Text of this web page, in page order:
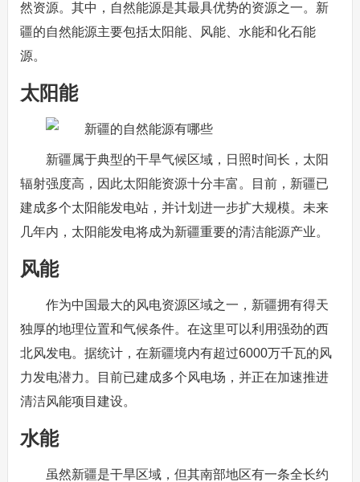
然资源。其中，自然能源是其最具优势的资源之一。新
疆的自然能源主要包括太阳能、风能、水能和化石能
源。
太阳能
新疆属于典型的干旱气候区域，日照时间长，太阳
辐射强度高，因此太阳能资源十分丰富。目前，新疆已
建成多个太阳能发电站，并计划进一步扩大规模。未来
几年内，太阳能发电将成为新疆重要的清洁能源产业。
风能
作为中国最大的风电资源区域之一，新疆拥有得天
独厚的地理位置和气候条件。在这里可以利用强劲的西
北风发电。据统计，在新疆境内有超过6000万千瓦的风
力发电潜力。目前已建成多个风电场，并正在加速推进
清洁风能项目建设。
水能
虽然新疆是干旱区域，但其南部地区有一条全长约